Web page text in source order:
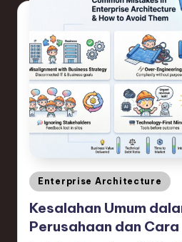
Posted
in
Enterprise Architecture
Kesalahan Umum
Perusahaan dan